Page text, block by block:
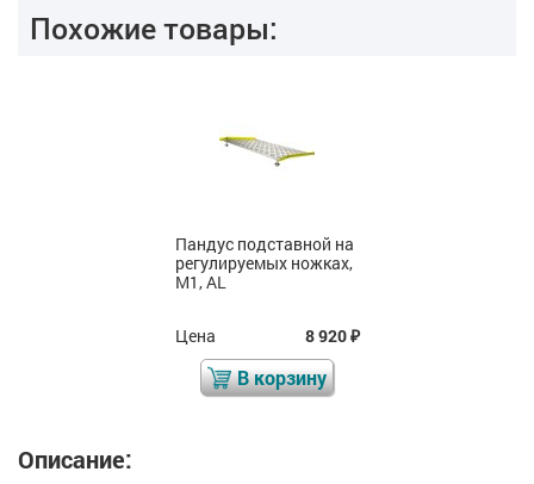
Похожие товары:
Пандус подставной на
регулируемых ножках,
M1, AL
Цена 8 920₽
В корзину
Описание: